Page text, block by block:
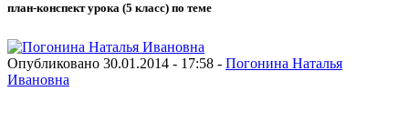
план-конспект урока (5 класс) по теме
Опубликовано 30.01.2014 - 17:58 - Погонина Наталья
Ивановна